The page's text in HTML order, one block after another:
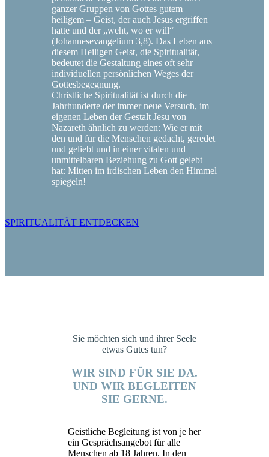
ganzer Gruppen von Gottes gutem –
heiligem – Geist, der auch Jesus ergriffen
hatte und der „weht, wo er will“
(Johannesevangelium 3,8). Das Leben aus
diesem Heiligen Geist, die Spiritualität,
bedeutet die Gestaltung eines oft sehr
individuellen persönlichen Weges der
Gottesbegegnung.
Christliche Spiritualität ist durch die
Jahrhunderte der immer neue Versuch, im
eigenen Leben der Gestalt Jesu von
Nazareth ähnlich zu werden: Wie er mit
den und für die Menschen gedacht, geredet
und geliebt und in einer vitalen und
unmittelbaren Beziehung zu Gott gelebt
hat: Mitten im irdischen Leben den Himmel
spiegeln!
SPIRITUALITÄT ENTDECKEN
Sie möchten sich und ihrer Seele
etwas Gutes tun?
WIR SIND FÜR SIE DA.
UND WIR BEGLEITEN
SIE GERNE.
Geistliche Begleitung ist von je her
ein Gesprächsangebot für alle
Menschen ab 18 Jahren. In den